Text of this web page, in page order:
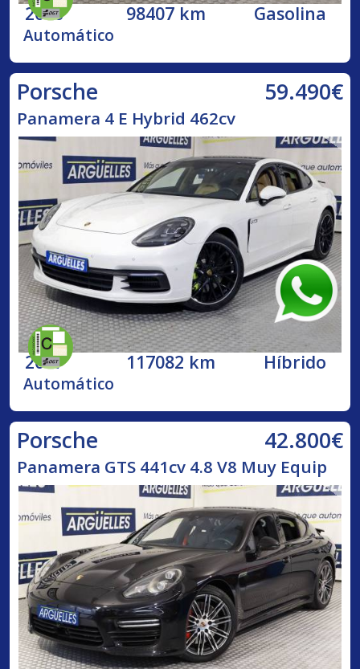
2010 98407 km Gasolina
Automático
Porsche 59.490€
Panamera 4 E Hybrid 462cv
2017 117082 km Híbrido
Automático
Porsche 42.800€
Panamera GTS 441cv 4.8 V8 Muy Equip